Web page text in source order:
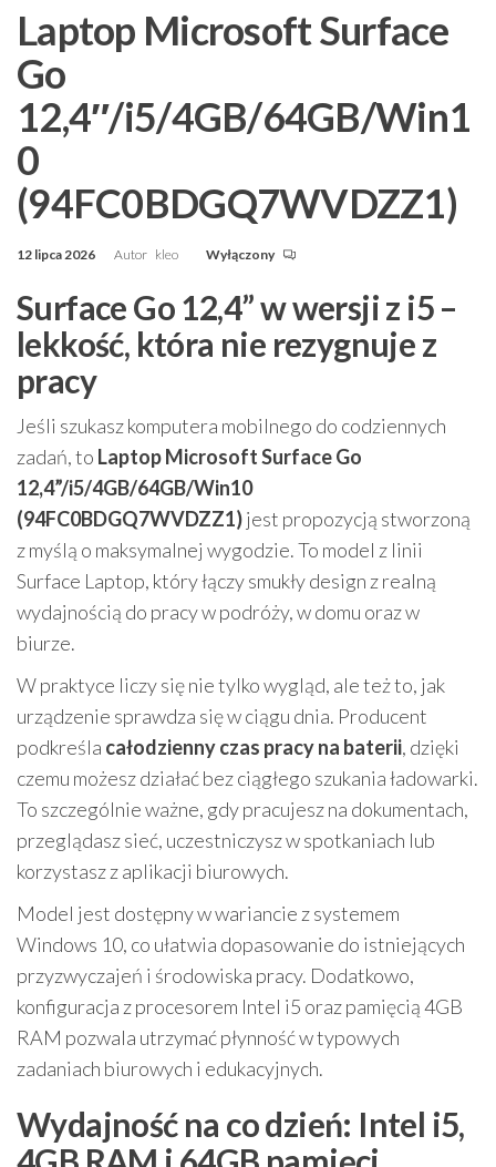
Laptop Microsoft Surface
Go
12,4″/i5/4GB/64GB/Win1
0
(94FC0BDGQ7WVDZZ1)
12 lipca 2026 Autor kleo Wyłączony
Surface Go 12,4” w wersji z i5 –
lekkość, która nie rezygnuje z
pracy
Jeśli szukasz komputera mobilnego do codziennych
zadań, to Laptop Microsoft Surface Go
12,4”/i5/4GB/64GB/Win10
(94FC0BDGQ7WVDZZ1)jest propozycją stworzoną
z myślą o maksymalnej wygodzie. To model z linii
Surface Laptop, który łączy smukły design z realną
wydajnością do pracy w podróży, w domu oraz w
biurze.
W praktyce liczy się nie tylko wygląd, ale też to, jak
urządzenie sprawdza się w ciągu dnia. Producent
podkreśla całodzienny czas pracy na baterii, dzięki
czemu możesz działać bez ciągłego szukania ładowarki.
To szczególnie ważne, gdy pracujesz na dokumentach,
przeglądasz sieć, uczestniczysz w spotkaniach lub
korzystasz z aplikacji biurowych.
Model jest dostępny w wariancie z systemem
Windows 10, co ułatwia dopasowanie do istniejących
przyzwyczajeń i środowiska pracy. Dodatkowo,
konfiguracja z procesorem Intel i5 oraz pamięcią 4GB
RAM pozwala utrzymać płynność w typowych
zadaniach biurowych i edukacyjnych.
Wydajność na co dzień: Intel i5,